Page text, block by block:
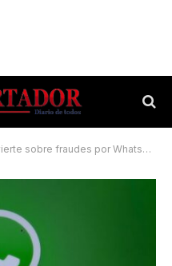
sobre fraudes por Whatsapp